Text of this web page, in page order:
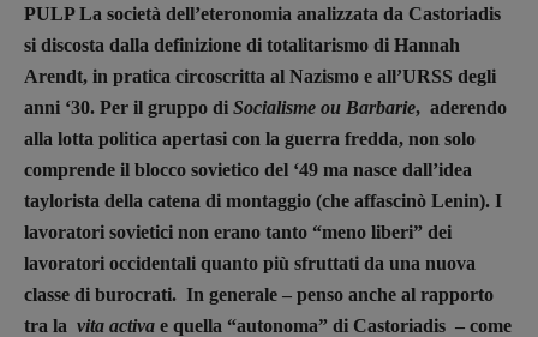
12 dicembre
Blade Runner 40
Editoria
Intelligenza Artificiale
Maestri sommersi
Pasolini 1922-2022
Psichedelia
Scienza
Stranimondi
Tornare a Ballard
PULP La società dell’eteronomia analizzata da Castoriadis
si discosta dalla definizione di totalitarismo di Hannah
Arendt, in pratica circoscritta al Nazismo e all’URSS degli
anni ‘30. Per il gruppo di Socialisme ou Barbarie, aderendo
alla lotta politica apertasi con la guerra fredda, non solo
comprende il blocco sovietico del ‘49 ma nasce dall’idea
taylorista della catena di montaggio (che affascinò Lenin). I
lavoratori sovietici non erano tanto “meno liberi” dei
lavoratori occidentali quanto più sfruttati da una nuova
classe di burocrati. In generale – penso anche al rapporto
tra la vita activa e quella “autonoma” di Castoriadis – come